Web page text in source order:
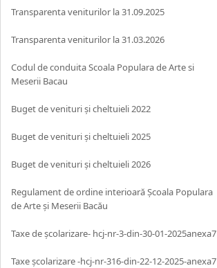
Transparenta veniturilor la 31.09.2025
Transparenta veniturilor la 31.03.2026
Codul de conduita Scoala Populara de Arte si
Meserii Bacau
Buget de venituri și cheltuieli 2022
Buget de venituri și cheltuieli 2025
Buget de venituri și cheltuieli 2026
Regulament de ordine interioară Școala Populara
de Arte și Meserii Bacău
Taxe de școlarizare- hcj-nr-3-din-30-01-2025anexa7
Taxe școlarizare -hcj-nr-316-din-22-12-2025-anexa7